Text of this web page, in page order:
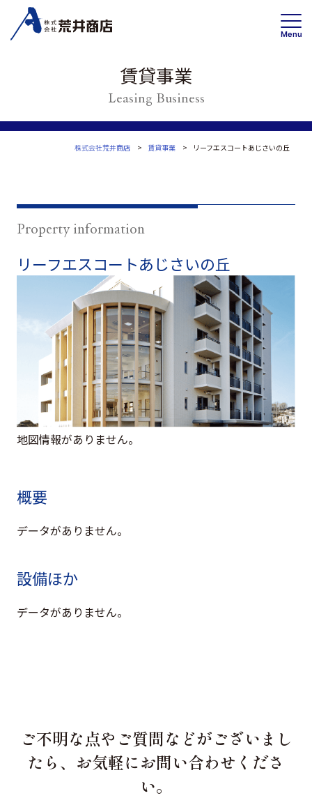
Menu
投資・開発 /不動産ソリューション事業
会社概要
沿革
グループ会社
サステナビリティ
お知らせ
ニュースリリース
インフォメーション
反社会的勢力対応方針
セコムグループのカスタマーハラスメントに対する基本
賃貸事業
Leasing Business
株式会社荒井商店 賃貸事業 リーフエスコートあじさいの丘
Property information
リーフエスコートあじさいの丘
地図情報がありません。
概要
データがありません。
設備ほか
データがありません。
ご不明な点やご質問などがございまし
たら、お気軽にお問い合わせくださ
い。